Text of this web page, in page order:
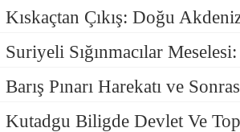
Kıskaçtan Çıkış: Doğu
Suriyeli Sığınmacılar
Barış Pınarı Harekatı ve
Kutadgu Biligde Devlet Ve